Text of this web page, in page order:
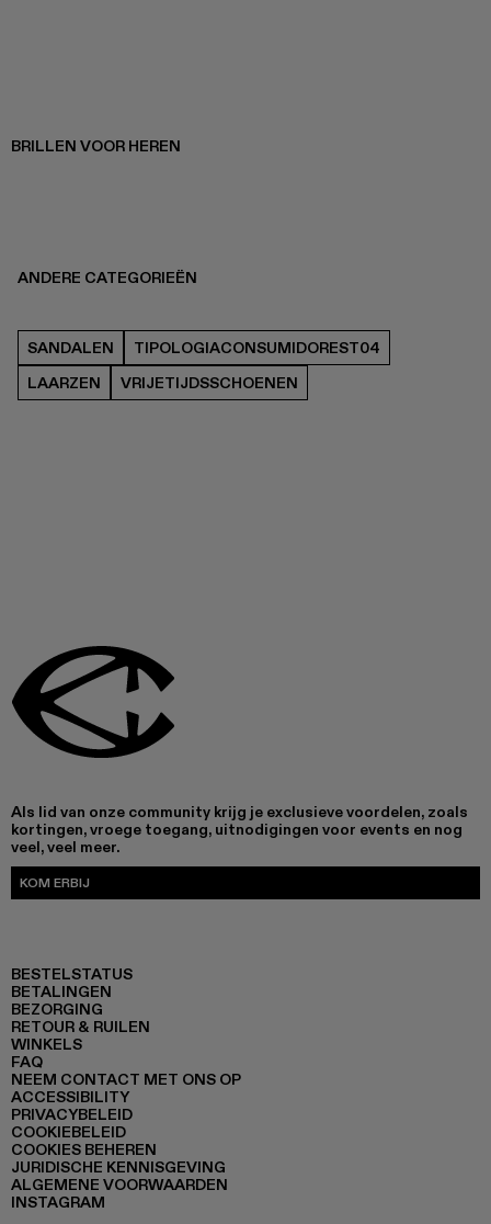
BRILLEN VOOR HEREN
ANDERE CATEGORIEËN
SANDALEN
TIPOLOGIACONSUMIDOREST04
LAARZEN
VRIJETIJDSSCHOENEN
Als lid van onze community krijg je exclusieve voordelen, zoals
kortingen, vroege toegang, uitnodigingen voor events en nog
veel, veel meer.
KOM ERBIJ
BESTELSTATUS
BETALINGEN
BEZORGING
RETOUR & RUILEN
WINKELS
FAQ
NEEM CONTACT MET ONS OP
ACCESSIBILITY
PRIVACYBELEID
COOKIEBELEID
COOKIES BEHEREN
JURIDISCHE KENNISGEVING
ALGEMENE VOORWAARDEN
INSTAGRAM